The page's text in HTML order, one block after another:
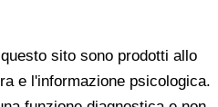
sito sono prodotti allo
e l'informazione psicologica.